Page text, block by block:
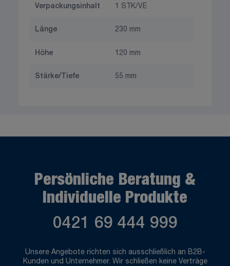
Verpackungsinhalt 1 STK/VE
Länge 230 mm
Höhe 120 mm
Stärke/Tiefe 55 mm
Persönliche Beratung &
Individuelle Produkte
0421 69 444 999
Unsere Angebote richten sich ausschließlich an B2B-
Kunden und Unternehmer. Wir schließen keine Verträge